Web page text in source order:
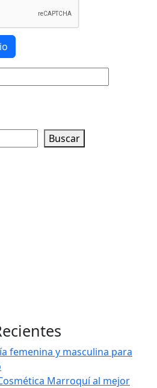
Buscar
femenina y masculina para
Marroquí al mejor